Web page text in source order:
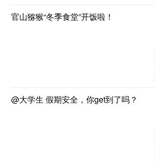
官山猕猴“冬季食堂”开饭啦！
@大学生 假期安全，你get到了吗？